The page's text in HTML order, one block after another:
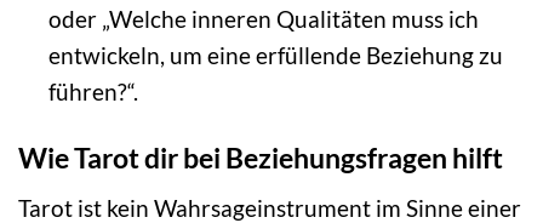
oder „Welche inneren Qualitäten muss ich
entwickeln, um eine erfüllende Beziehung zu
führen?“.
Wie Tarot dir bei Beziehungsfragen hilft
Tarot ist kein Wahrsageinstrument im Sinne einer